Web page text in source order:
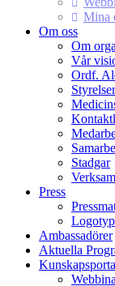
Mina
Om oss
Om
Vår
Ordf.
Styrelser
Stadgar
Press
Ambassadörer
Aktuella